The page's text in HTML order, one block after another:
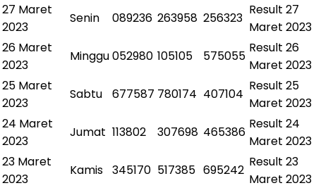
27 Maret
2023
Senin 089236 263958 256323
Result 27
Maret 2023
26 Maret
2023
Minggu052980 105105 575055
Result 26
Maret 2023
25 Maret
2023
Sabtu 677587 780174 407104
Result 25
Maret 2023
24 Maret
2023
Jumat 113802 307698 465386
Result 24
Maret 2023
23 Maret
2023
Kamis 345170 517385 695242
Result 23
Maret 2023